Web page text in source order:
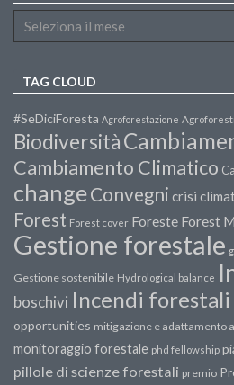
TAG CLOUD
#SeDiciForesta Agroforestazione
Biodiversità
Cambiamento Climatico
changeConvegni crisi
Forest Forest cover Foreste Forest
Gestione forestale
Gestione sostenibile Hydrological balance
boschivi Incendi forestali
opportunities mitigazione e adattamento
monitoraggio forestale phd fellowship
pillole di scienze forestali premio